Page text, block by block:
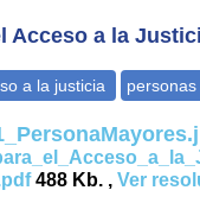
Acceso a la
488 Kb. ,Ver